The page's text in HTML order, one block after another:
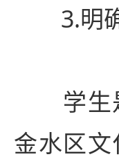
3.明确
学生是
金水区